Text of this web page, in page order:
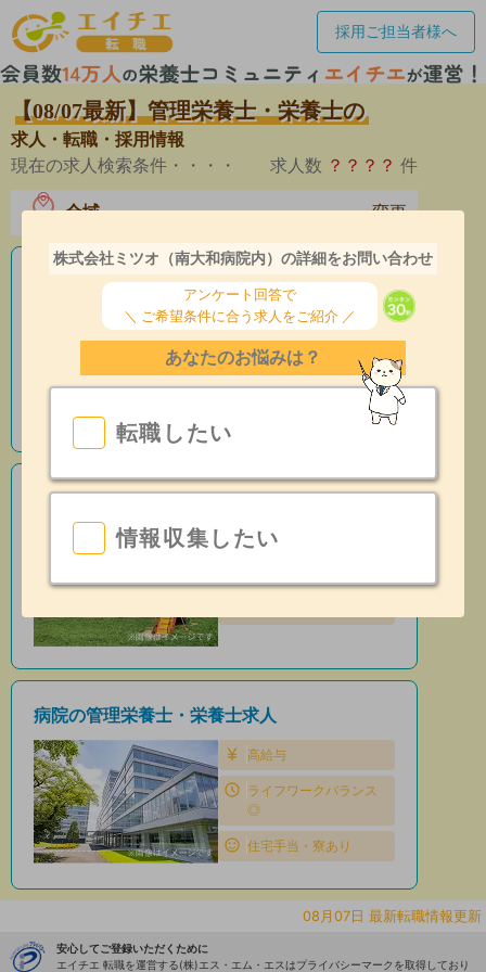
採用ご担当者様へ
【08/07最新】管理栄養士・栄養士の
求人・転職・採用情報
現在の求人検索条件・・・・
求人数 ？？？？ 件
全域 変更
老人ホームの栄養士求人
産休育休制度有
昇給あり
指導環境充実
保育園の管理栄養士・栄養士求人
住宅手当・寮あり
病院の管理栄養士・栄養士求人
高給与
ライフワークバランス
◎
住宅手当・寮あり
株式会社ミツオ（南大和病院内）の詳細をお問い合わせ
アンケート回答で
＼ ご希望条件に合う求人をご紹介 ／
あなたのお悩みは？
転職したい
情報収集したい
08月07日 最新転職情報更新
安心してご登録いただくために
エイチエ 転職を運営する(株)エス・エム・エスはプライバシーマークを取得しており